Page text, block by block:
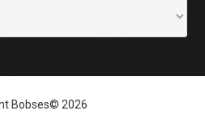
Bobses© 2026